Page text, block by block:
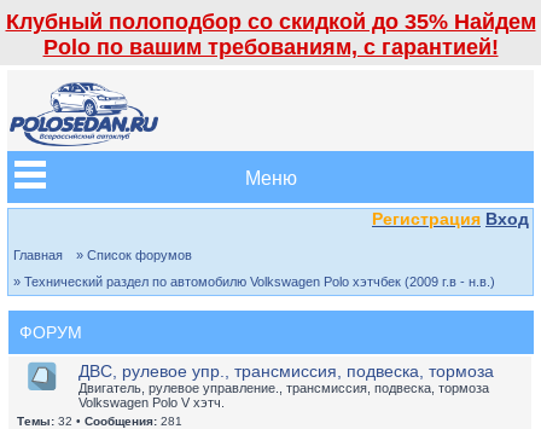
Клубный полоподбор со скидкой до 35% Найдем
Polo по вашим требованиям, с гарантией!
Меню
Регистрация Вход
Главная
» Список форумов
» Технический раздел по автомобилю Volkswagen Polo хэтчбек (2009 г.в - н.в.)
ФОРУМ
ДВС, рулевое упр., трансмиссия, подвеска, тормоза
Двигатель, рулевое управление., трансмиссия, подвеска, тормоза
Volkswagen Polo V хэтч.
Темы: 32 • Сообщения: 281